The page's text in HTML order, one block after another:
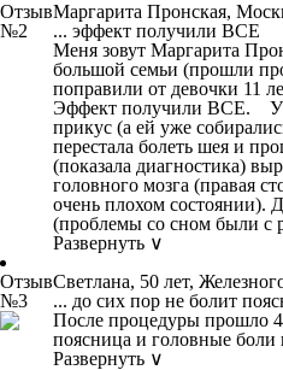
Отзыв
№2
Маргарита Пронская,
... эффект получили ВСЕ
Меня зовут Маргарита
большой семьи (прошли
поправили от девочки 11
Эффект получили ВСЕ. У
прикус (а ей уже
перестала болеть шея и
(показала диагностика)
головного мозга (правая
очень плохом состоянии).
(проблемы со сном были с
Развернуть ∨
Отзыв
№3
Светлана, 50 лет,
... до сих пор не болит
После процедуры прошло
поясница и головные боли
Развернуть ∨